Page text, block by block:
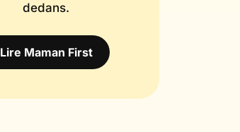
dedans.
Lire Maman First